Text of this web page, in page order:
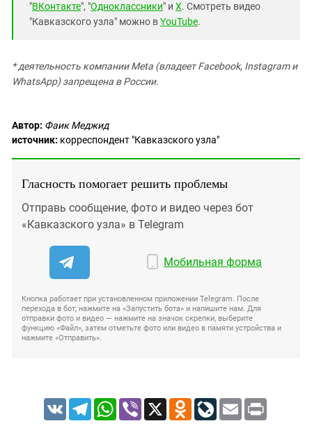
"ВКонтакте", "Одноклассники" и X. Смотреть видео
"Кавказского узла" можно вYouTube.
* деятельность компании Meta (владеет Facebook, Instagram и
WhatsApp) запрещена в России.
Автор: Фаик Меджид
источник: корреспондент "Кавказского узла"
Гласность помогает решить проблемы
Отправь сообщение, фото и видео через бот
«Кавказского узла» в Telegram
Мобильная форма
Кнопка работает при установленном приложении Telegram. После
перехода в бот, нажмите на «Запустить бота» и напишите нам. Для
отправки фото и видео — нажмите на значок скрепки, выберите
функцию «Файл», затем отметьте фото или видео в памяти устройства и
нажмите «Отправить».
VK TelegramWhatsApp
Viber X Odnoklassniki
LiveJournal
Email Print